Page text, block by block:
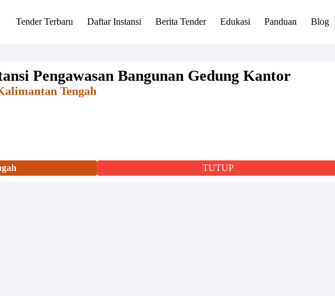
Tender Terbaru Daftar Instansi Berita Tender Edukasi Panduan Blog
Pengawasan Bangunan Gedung Kantor
Tengah
TUTUP